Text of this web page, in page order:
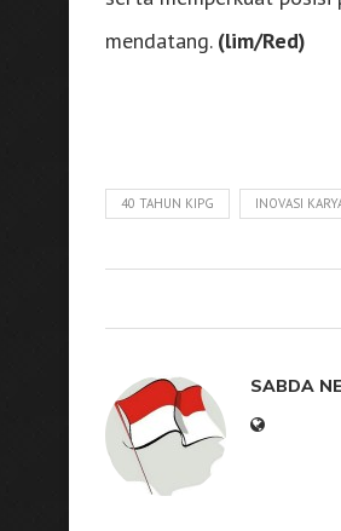
mendatang. (lim/Red)
40 TAHUN KIPG INOVASI
SABDA